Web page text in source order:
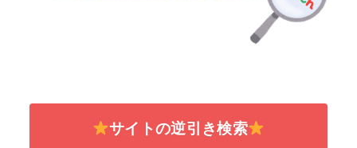
サイトの逆引き検索